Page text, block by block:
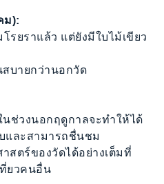
ม):
โรยราแล้ว แต่ยังมีใบไม้เขียว
สบายกว่านอกวัด
นช่วงนอกฤดูกาลจะทำให้ได้
และสามารถชื่นชม
สตร์ของวัดได้อย่างเต็มที่
ยวคนอื่น